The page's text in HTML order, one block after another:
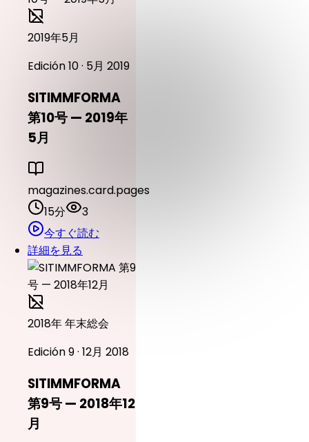
2019年5月
Edición 10 · 5月 2019
SITIMMFORMA
第10号 — 2019年
5月
magazines.card.pages
15分
3
今すぐ読む
詳細を見る
2018年 年末総会
Edición 9 · 12月 2018
SITIMMFORMA
第9号 — 2018年12
月